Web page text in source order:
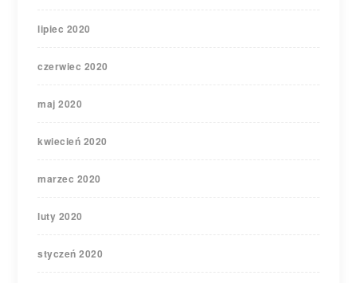
lipiec 2020
czerwiec 2020
maj 2020
kwiecień 2020
marzec 2020
luty 2020
styczeń 2020